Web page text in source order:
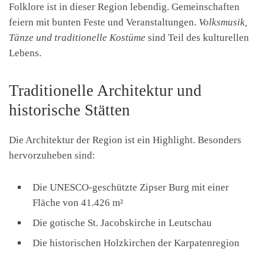
Folklore ist in dieser Region lebendig. Gemeinschaften
feiern mit bunten Feste und Veranstaltungen. Volksmusik,
Tänze und traditionelle Kostüme sind Teil des kulturellen
Lebens.
Traditionelle Architektur und
historische Stätten
Die Architektur der Region ist ein Highlight. Besonders
hervorzuheben sind:
Die UNESCO-geschützte Zipser Burg mit einer
Fläche von 41.426 m²
Die gotische St. Jacobskirche in Leutschau
Die historischen Holzkirchen der Karpatenregion